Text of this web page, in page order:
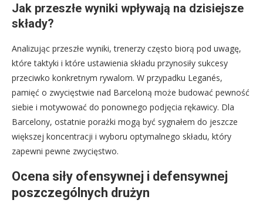
Jak przeszłe wyniki wpływają na dzisiejsze
składy?
Analizując przeszłe wyniki, trenerzy często biorą pod uwagę,
które taktyki i które ustawienia składu przynosiły sukcesy
przeciwko konkretnym rywalom. W przypadku Leganés,
pamięć o zwycięstwie nad Barceloną może budować pewność
siebie i motywować do ponownego podjęcia rękawicy. Dla
Barcelony, ostatnie porażki mogą być sygnałem do jeszcze
większej koncentracji i wyboru optymalnego składu, który
zapewni pewne zwycięstwo.
Ocena siły ofensywnej i defensywnej
poszczególnych drużyn